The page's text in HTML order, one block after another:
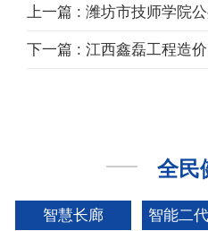
全民
智慧长廊